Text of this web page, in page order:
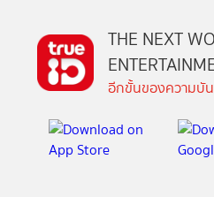
THE NEXT
อีกขั้นของความบั